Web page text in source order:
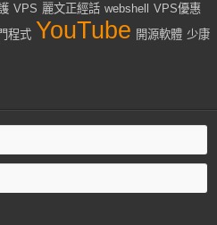
VPS 麗文正經話 webshell VPS優惠
程式 YouTube 開源軟體 少康